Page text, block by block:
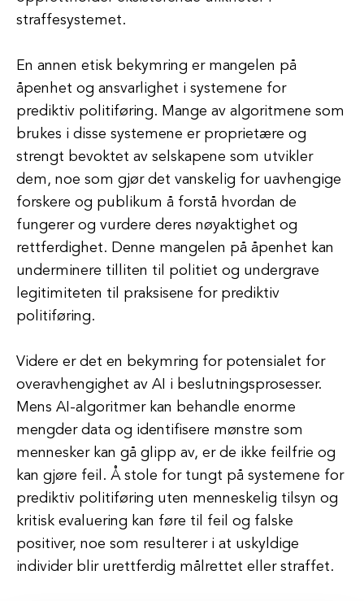
straffesystemet.
En annen etisk bekymring er mangelen på
åpenhet og ansvarlighet i systemene for
prediktiv politiføring. Mange av algoritmene som
brukes i disse systemene er proprietære og
strengt bevoktet av selskapene som utvikler
dem, noe som gjør det vanskelig for uavhengige
forskere og publikum å forstå hvordan de
fungerer og vurdere deres nøyaktighet og
rettferdighet. Denne mangelen på åpenhet kan
underminere tilliten til politiet og undergrave
legitimiteten til praksisene for prediktiv
politiføring.
Videre er det en bekymring for potensialet for
overavhengighet av AI i beslutningsprosesser.
Mens AI-algoritmer kan behandle enorme
mengder data og identifisere mønstre som
mennesker kan gå glipp av, er de ikke feilfrie og
kan gjøre feil. Å stole for tungt på systemene for
prediktiv politiføring uten menneskelig tilsyn og
kritisk evaluering kan føre til feil og falske
positiver, noe som resulterer i at uskyldige
individer blir urettferdig målrettet eller straffet.